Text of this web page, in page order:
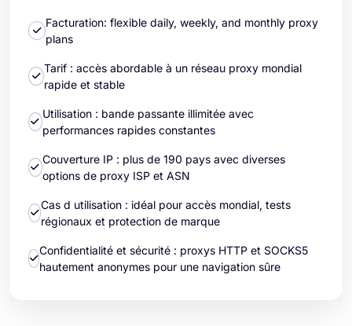
Facturation: flexible daily, weekly, and monthly proxy
plans
Tarif : accès abordable à un réseau proxy mondial
rapide et stable
Utilisation : bande passante illimitée avec
performances rapides constantes
Couverture IP : plus de 190 pays avec diverses
options de proxy ISP et ASN
Cas d utilisation : idéal pour accès mondial, tests
régionaux et protection de marque
Confidentialité et sécurité : proxys HTTP et SOCKS5
hautement anonymes pour une navigation sûre